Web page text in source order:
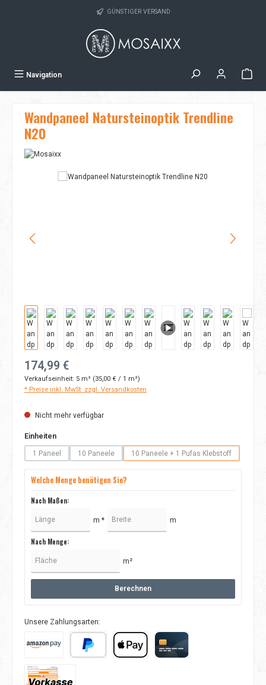
GÜNSTIGER VERSAND
Navigation
Wandpaneel Natursteinoptik Trendline
N20
Bildergalerie überspringen
Regulärer Preis:
174,99 €
Verkaufseinheit: 5 m² (35,00 € / 1 m²)
* Preise inkl. MwSt. zzgl. Versandkosten
Nicht mehr verfügbar
Einheitenauswählen
1 Paneel
(Diese Option ist zurzeit nicht verfügbar.)
10 Paneele
(Diese Option ist zurzeit nicht verfügbar.)
10 Paneele + 1 Pufas Klebstoff
(Diese Option ist zurzeit
Welche Menge benötigen Sie?
Nach Maßen:
m * m
Nach Menge:
m²
Berechnen
Unsere Zahlungsarten: